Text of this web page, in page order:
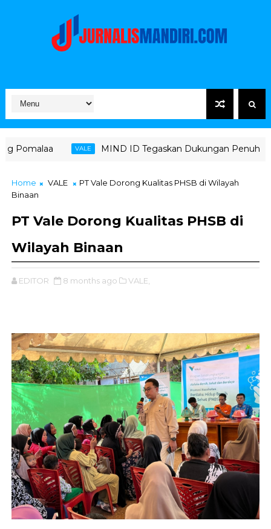
VALE MIND ID Tegaskan Dukungan Penuh Bagi PT Vale di
Home VALE
PT Vale Dorong Kualitas PHSB di Wilayah
Binaan
PT Vale Dorong Kualitas PHSB di
Wilayah Binaan
EDITOR 8 months ago VALE,